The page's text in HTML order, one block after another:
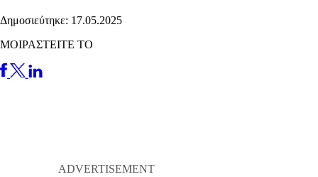
Δημοσιεύτηκε: 17.05.2025
ΜΟΙΡΑΣΤΕΙΤΕ ΤΟ